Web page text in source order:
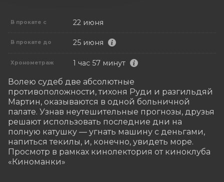
В прокате с 22 июня
В прокате до 25 июня
Хронометраж 1 час 57 минут
Волею судеб две абсолютные
противоположности, тихоня Руди и разгильдяй
Мартин, оказываются в одной больничной
палате. Узнав неутешительные прогнозы, друзья
решают использовать последние дни на
полную катушку — угнать машину с деньгами,
напиться текилы, и, конечно, увидеть море.
Просмотр в рамках кинолектория от киноклуба
«Киноманки»